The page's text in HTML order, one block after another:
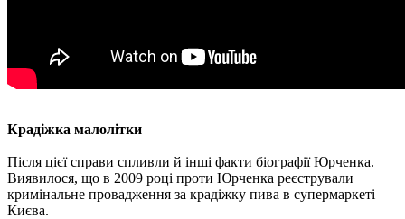
Крадіжка малолітки
Після цієї справи спливли й інші факти біографії Юрченка.
Виявилося, що в 2009 році проти Юрченка реєстрували
кримінальне провадження за крадіжку пива в супермаркеті
Києва.